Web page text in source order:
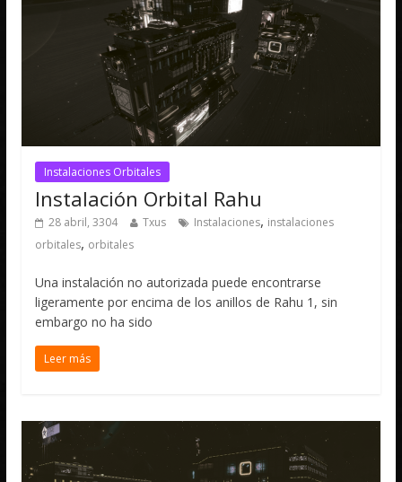
Instalaciones Orbitales
Instalación Orbital Rahu
28 abril, 3304 Txus Instalaciones, instalaciones
orbitales, orbitales
Una instalación no autorizada puede encontrarse
ligeramente por encima de los anillos de Rahu 1, sin
embargo no ha sido
Leer más